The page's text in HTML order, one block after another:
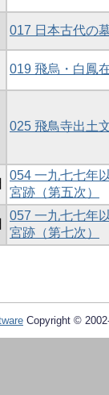
017 日本古代の
019 飛烏・白鳳
025 飛鳥寺出土
054 一九七七年
宮跡（第五次）
057 一九七七年
宮跡（第七次）
Copyright ©